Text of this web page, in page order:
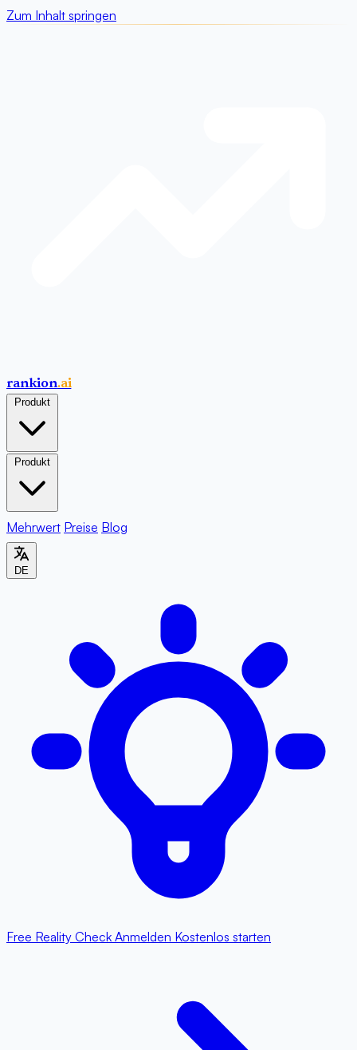
Zum Inhalt springen
rankion.ai
Produkt
Produkt
Mehrwert Preise Blog
DE
Free Reality Check Anmelden Kostenlos starten